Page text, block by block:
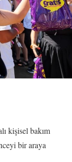
kişisel bakım
bir araya